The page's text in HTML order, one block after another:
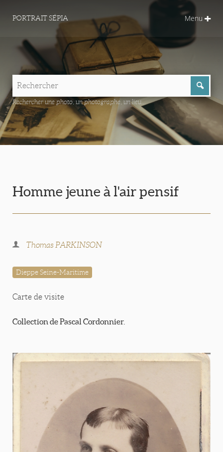
PORTRAIT SÉPIA Menu
Rechercher une photo, un photographe, un lieu...
Homme jeune à l'air pensif
Thomas PARKINSON
Dieppe Seine-Maritime
Carte de visite
Collection de Pascal Cordonnier.